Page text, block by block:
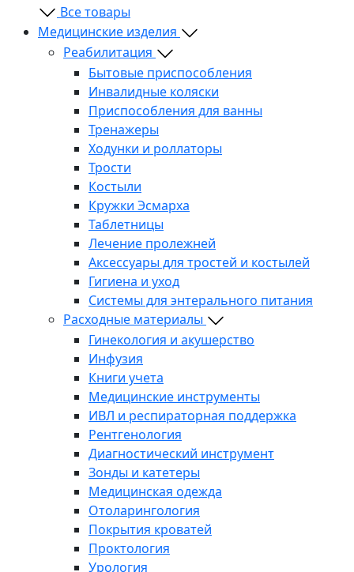
Все товары
Медицинские изделия
Реабилитация
Бытовые приспособления
Инвалидные коляски
Приспособления для ванны
Тренажеры
Ходунки и роллаторы
Трости
Костыли
Кружки Эсмарха
Таблетницы
Лечение пролежней
Аксессуары для тростей и костылей
Гигиена и уход
Системы для энтерального питания
Расходные материалы
Гинекология и акушерство
Инфузия
Книги учета
Медицинские инструменты
ИВЛ и респираторная поддержка
Рентгенология
Диагностический инструмент
Зонды и катетеры
Медицинская одежда
Отоларингология
Покрытия кроватей
Проктология
Урология